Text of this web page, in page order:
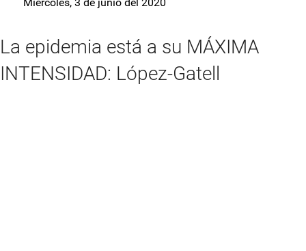
La epidemia está a su MÁXIMA
INTENSIDAD: López-Gatell